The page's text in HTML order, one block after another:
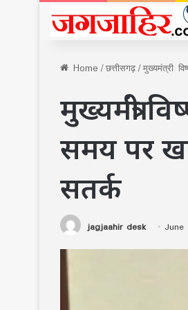
Home/छत्तीसगढ़/मुख्यमंत्री
मुख्यमंत्री
समय पर
सतर्क
jagjaahir desk